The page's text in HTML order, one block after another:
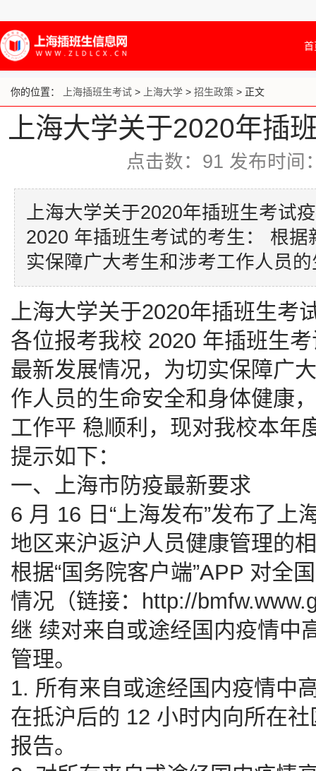
首
你的位置： 上海插班生考试 > 上海大学 > 招生政策 > 正文
上海大学关于2020年插
点击数： 91 发布时间
上海大学关于2020年插班生考试
2020 年插班生考试的考生： 根
实保障广大考生和涉考工作人员
上海大学关于2020年插班生考
各位报考我校 2020 年插班生
最新发展情况，为切实保障广
作人员的生命安全和身体健康
工作平 稳顺利，现对我校本年
提示如下：
一、上海市防疫最新要求
6 月 16 日“上海发布”发布了上
地区来沪返沪人员健康管理的
根据“国务院客户端”APP 对全
情况（链接：http://
继 续对来自或途经国内疫情中
管理。
1. 所有来自或途经国内疫情中
在抵沪后的 12 小时内向所在
报告。